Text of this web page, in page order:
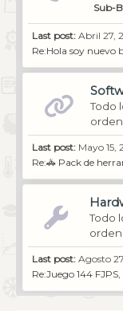
Sub-
Last post: Abril 27,
Re:Hola soy nuevo
Todo
Last post: Mayo 15,
Re:🚓 Pack de
Todo
Last post: Agosto
Re:Juego 144 FJPS,